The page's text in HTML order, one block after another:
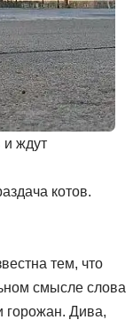
и ждут
котов.
тем, что
смысле слова
горожан. Дива,